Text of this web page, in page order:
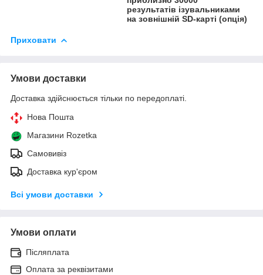
результатів ізувальниками
на зовнішній SD-карті (опція)
Приховати
Умови доставки
Доставка здійснюється тільки по передоплаті.
Нова Пошта
Магазини Rozetka
Самовивіз
Доставка кур'єром
Всі умови доставки
Умови оплати
Післяплата
Оплата за реквізитами